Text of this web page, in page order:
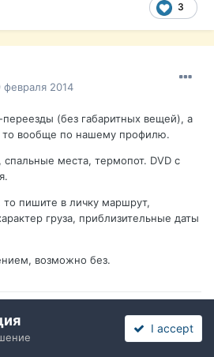
3
февраля 2014
(без габаритных вещей), а
вообще по нашему профилю.
места, термопот. DVD с
то пишите в личку маршрут,
груза, приблизительные даты
возможно без.
I accept